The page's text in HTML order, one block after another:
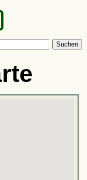
Suchen